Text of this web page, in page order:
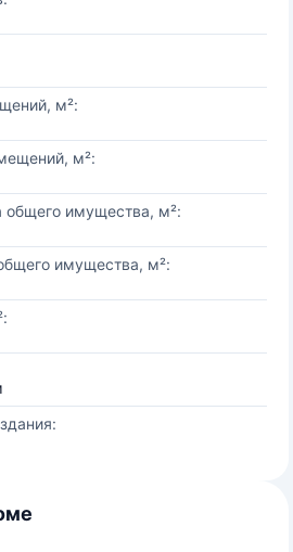
м²:
м²:
общего имущества, м²:
имущества, м²: